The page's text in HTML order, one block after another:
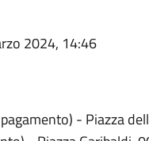
2024, 14:46
- Piazza